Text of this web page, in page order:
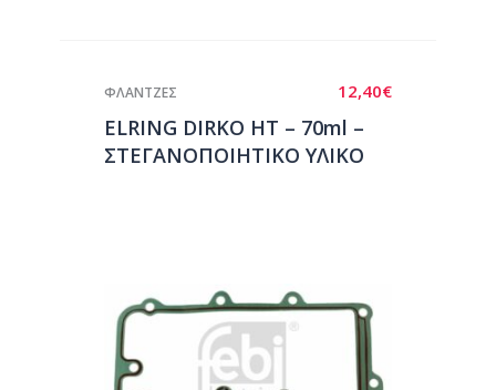
12,40€
ΦΛΑΝΤΖΕΣ
ELRING DIRKO HT – 70ml –
ΣΤΕΓΑΝΟΠΟΙΗΤΙΚΟ ΥΛΙΚΟ